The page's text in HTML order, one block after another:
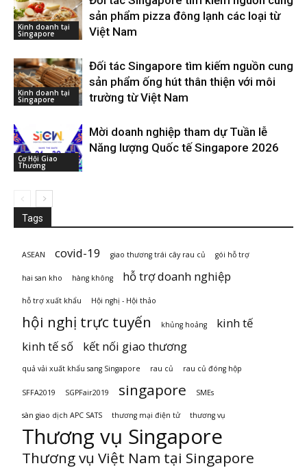
Kinh doanh tại
Singapore
sản phẩm pizza đông lạnh các loại từ
Việt Nam
Kinh doanh tại
Singapore
Đối tác Singapore tìm kiếm nguồn cung
sản phẩm ống hút thân thiện với môi
trường từ Việt Nam
Cơ Hội Giao
Thương
Mời doanh nghiệp tham dự Tuần lễ
Năng lượng Quốc tế Singapore 2026
Tags
ASEAN covid-19 giao thương trái cây rau củ gói hỗ trợ
hai san kho hàng không hỗ trợ doanh nghiệp
hỗ trợ xuất khẩu Hội nghị - Hội thảo
hội nghị trực tuyến khủng hoảng
kinh tế
kinh tế số
kết nối giao thương
quả vải xuất khẩu sang Singapore rau củ rau củ đóng hộp
SFFA2019 SGPFair2019 singapore SMEs
sàn giao dịch APC SATS thương mại điện tử thương vụ
Thương vụ Singapore
Thương vụ Việt Nam tại Singapore